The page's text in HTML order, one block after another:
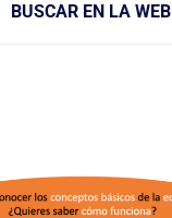
BUSCAR EN LA WEB